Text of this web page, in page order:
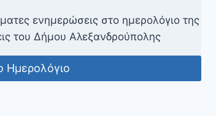
ενημερώσεις στο ημερολόγιο της
του Δήμου Αλεξανδρούπολης
Ημερολόγιο